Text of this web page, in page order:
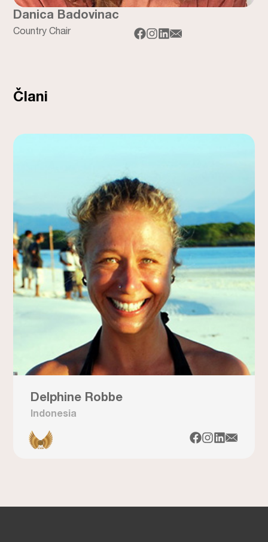
Danica Badovinac
Country Chair
Člani
Delphine Robbe
Indonesia